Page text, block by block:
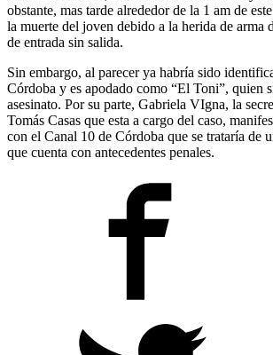
obstante, mas tarde alrededor de la 1 am de
la muerte del joven debido a la herida de arma
de entrada sin salida.
Sin embargo, al parecer ya habría sido
Córdoba y es apodado como “El Toni”, quien
asesinato. Por su parte, Gabriela VIgna, la
Tomás Casas que esta a cargo del caso,
con el Canal 10 de Córdoba que se trataría de
que cuenta con antecedentes penales.